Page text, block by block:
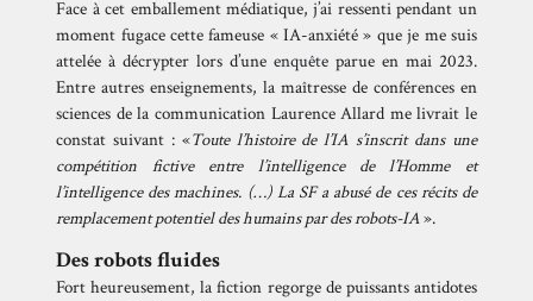
Face à cet emballement médiatique, j’ai ressenti pendant un
moment fugace cette fameuse « IA-anxiété » que je me suis
attelée à décrypter lors d’une enquête parue en mai 2023.
Entre autres enseignements, la maîtresse de conférences en
sciences de la communication Laurence Allard me livrait le
constat suivant : «Toute l’histoire de l’IA s’inscrit dans une
compétition fictive entre l’intelligence de l’Homme et
l’intelligence des machines. (…) La SF a abusé de ces récits de
remplacement potentiel des humains par des robots-IA».
Des robots fluides
Fort heureusement, la fiction regorge de puissants antidotes